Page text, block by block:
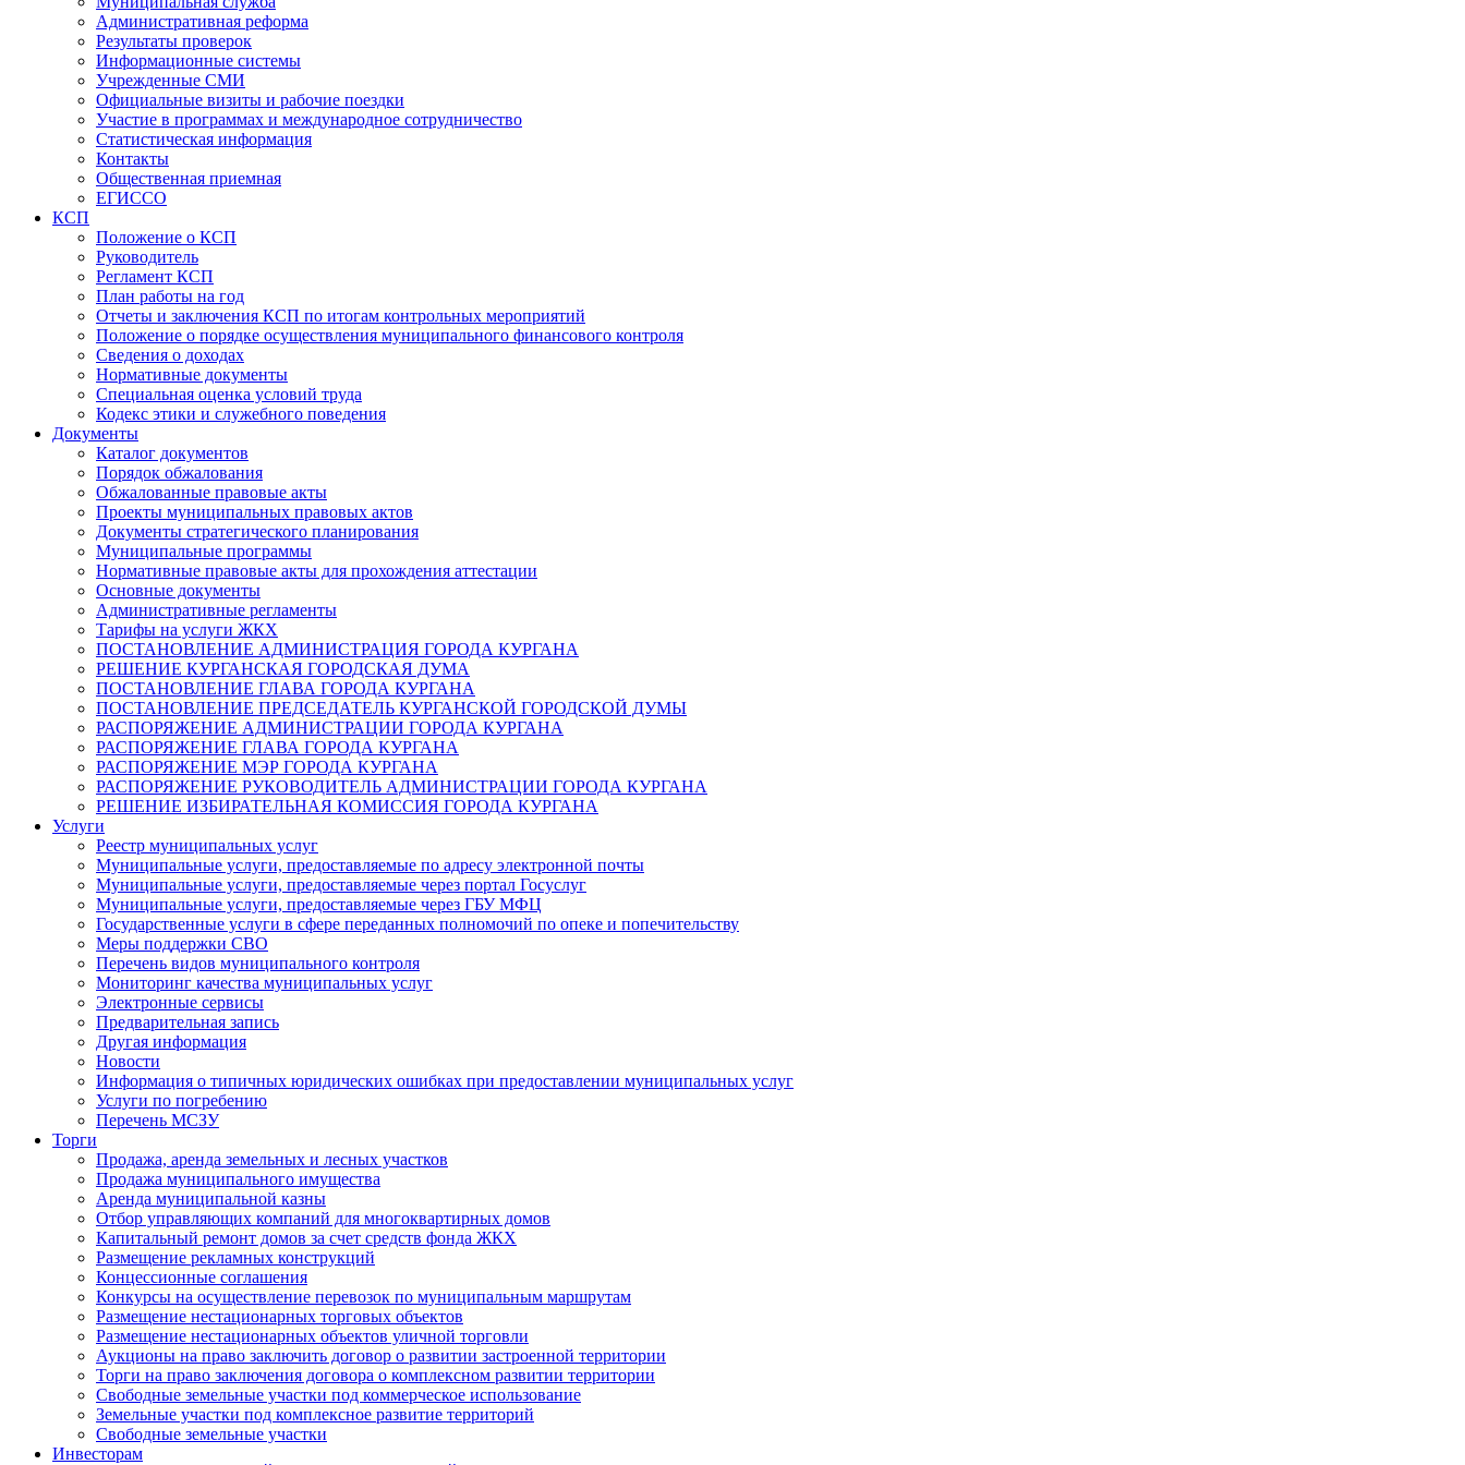
Административная реформа
Результаты проверок
Информационные системы
Учрежденные СМИ
Официальные визиты и рабочие поездки
Участие в программах и международное сотрудничество
Статистическая информация
Контакты
Общественная приемная
ЕГИССО
КСП
Положение о КСП
Руководитель
Регламент КСП
План работы на год
Отчеты и заключения КСП по итогам контрольных мероприятий
Положение о порядке осуществления муниципального финансового контроля
Сведения о доходах
Нормативные документы
Специальная оценка условий труда
Кодекс этики и служебного поведения
Документы
Каталог документов
Порядок обжалования
Обжалованные правовые акты
Проекты муниципальных правовых актов
Документы стратегического планирования
Муниципальные программы
Нормативные правовые акты для прохождения аттестации
Основные документы
Административные регламенты
Тарифы на услуги ЖКХ
ПОСТАНОВЛЕНИЕ АДМИНИСТРАЦИЯ ГОРОДА КУРГАНА
РЕШЕНИЕ КУРГАНСКАЯ ГОРОДСКАЯ ДУМА
ПОСТАНОВЛЕНИЕ ГЛАВА ГОРОДА КУРГАНА
ПОСТАНОВЛЕНИЕ ПРЕДСЕДАТЕЛЬ КУРГАНСКОЙ ГОРОДСКОЙ ДУМЫ
РАСПОРЯЖЕНИЕ АДМИНИСТРАЦИИ ГОРОДА КУРГАНА
РАСПОРЯЖЕНИЕ ГЛАВА ГОРОДА КУРГАНА
РАСПОРЯЖЕНИЕ МЭР ГОРОДА КУРГАНА
РАСПОРЯЖЕНИЕ РУКОВОДИТЕЛЬ АДМИНИСТРАЦИИ ГОРОДА КУРГАНА
РЕШЕНИЕ ИЗБИРАТЕЛЬНАЯ КОМИССИЯ ГОРОДА КУРГАНА
Услуги
Реестр муниципальных услуг
Муниципальные услуги, предоставляемые по адресу электронной почты
Муниципальные услуги, предоставляемые через портал Госуслуг
Муниципальные услуги, предоставляемые через ГБУ МФЦ
Государственные услуги в сфере переданных полномочий по опеке и попечительству
Меры поддержки СВО
Перечень видов муниципального контроля
Мониторинг качества муниципальных услуг
Электронные сервисы
Предварительная запись
Другая информация
Новости
Информация о типичных юридических ошибках при предоставлении муниципальных услуг
Услуги по погребению
Перечень МСЗУ
Торги
Продажа, аренда земельных и лесных участков
Продажа муниципального имущества
Аренда муниципальной казны
Отбор управляющих компаний для многоквартирных домов
Капитальный ремонт домов за счет средств фонда ЖКХ
Размещение рекламных конструкций
Концессионные соглашения
Конкурсы на осуществление перевозок по муниципальным маршрутам
Размещение нестационарных торговых объектов
Размещение нестационарных объектов уличной торговли
Аукционы на право заключить договор о развитии застроенной территории
Торги на право заключения договора о комплексном развитии территории
Свободные земельные участки под коммерческое использование
Земельные участки под комплексное развитие территорий
Свободные земельные участки
Инвесторам